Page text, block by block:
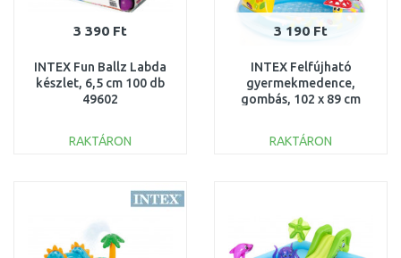
3 390 Ft
INTEX Fun Ballz Labda
készlet, 6,5 cm 100 db
49602
RAKTÁRON
Összehasonlítás
3 190 Ft
INTEX Felfújható
gyermekmedence,
gombás, 102 x 89 cm
RAKTÁRON